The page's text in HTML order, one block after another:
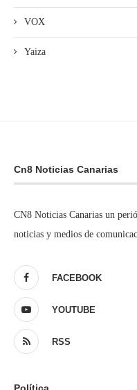
VOX
Yaiza
Cn8 Noticias Canarias
CN8 Noticias Canarias un
noticias y medios de
FACEBOOK
YOUTUBE
RSS